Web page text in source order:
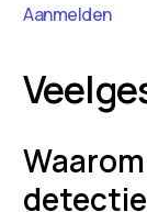
Aanmelden